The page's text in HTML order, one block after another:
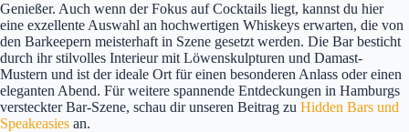
Genießer. Auch wenn der Fokus auf Cocktails liegt, kannst du hier
eine exzellente Auswahl an hochwertigen Whiskeys erwarten, die von
den Barkeepern meisterhaft in Szene gesetzt werden. Die Bar besticht
durch ihr stilvolles Interieur mit Löwenskulpturen und Damast-
Mustern und ist der ideale Ort für einen besonderen Anlass oder einen
eleganten Abend. Für weitere spannende Entdeckungen in Hamburgs
versteckter Bar-Szene, schau dir unseren Beitrag zu Hidden Bars und
Speakeasies an.